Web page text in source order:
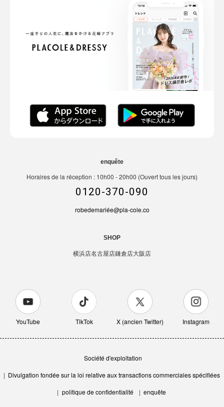
enquête
Horaires de la réception : 10h00 - 20h00 (Ouvert tous les jours)
0120-370-090
robedemariée@pla-cole.co
SHOP
横浜店名古屋店鎌倉店大阪店
YouTube TikTok X (ancien Twitter) Instagram
Société d'exploitation
Divulgation fondée sur la loi relative aux transactions commerciales spécifiées
politique de confidentialité
enquête